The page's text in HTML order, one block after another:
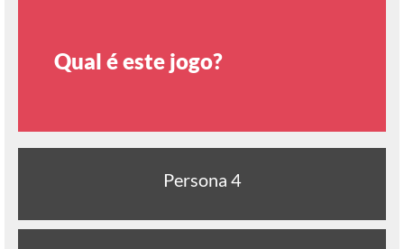
Qual é este jogo?
Persona 4